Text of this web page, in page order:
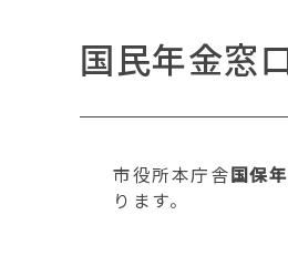
国民年金窓
市役所本庁舎国保
ります。